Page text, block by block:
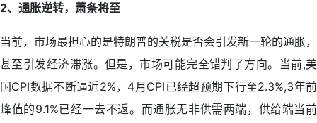
2、通胀逆转，萧条将至
当前，市场最担心的是特朗普的关税是否会引发新一轮的通胀，
甚至引发经济滞涨。但是，市场可能完全错判了方向。当前,美
国CPI数据不断逼近2%，4月CPI已经超预期下行至2.3%,3年前
峰值的9.1%已经一去不返。而通胀无非供需两端，供给端当前